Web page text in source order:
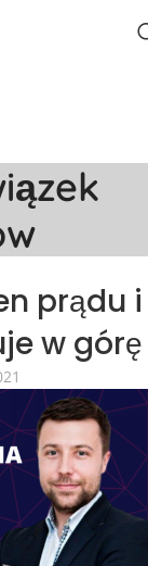
prądu i
w górę